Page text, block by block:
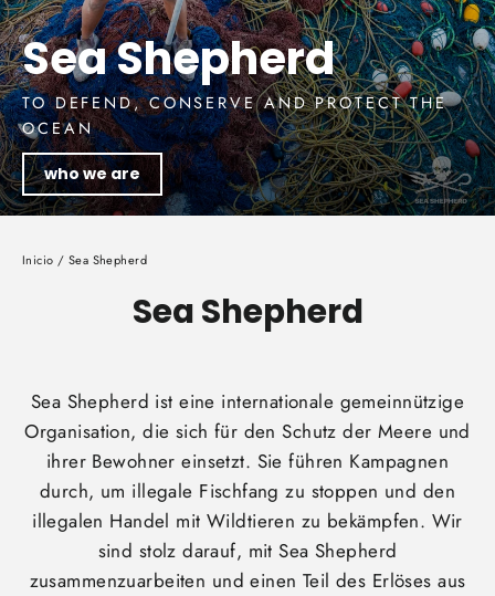
Sea Shepherd
TO DEFEND, CONSERVE AND PROTECT THE
OCEAN
who we are
Inicio / Sea Shepherd
Sea Shepherd
Sea Shepherd ist eine internationale gemeinnützige
Organisation, die sich für den Schutz der Meere und
ihrer Bewohner einsetzt. Sie führen Kampagnen
durch, um illegale Fischfang zu stoppen und den
illegalen Handel mit Wildtieren zu bekämpfen. Wir
sind stolz darauf, mit Sea Shepherd
zusammenzuarbeiten und einen Teil des Erlöses aus